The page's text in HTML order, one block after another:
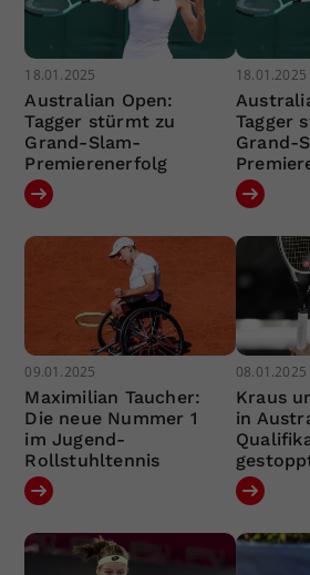
18.01.2025
Australian Open:
Tagger stürmt zu
Grand-Slam-
Premierenerfolg
18.01.2025
Tagger
Grand-
09.01.2025
Maximilian Taucher:
Die neue Nummer 1
im Jugend-
Rollstuhltennis
08.01.2025
Kraus
in